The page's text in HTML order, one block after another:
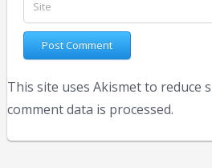
This site uses Akismet to reduce
comment data is processed.